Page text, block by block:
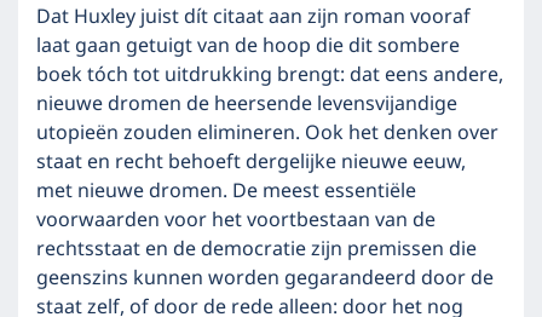
Dat Huxley juist dít citaat aan zijn roman vooraf
laat gaan getuigt van de hoop die dit sombere
boek tóch tot uitdrukking brengt: dat eens andere,
nieuwe dromen de heersende levensvijandige
utopieën zouden elimineren. Ook het denken over
staat en recht behoeft dergelijke nieuwe eeuw,
met nieuwe dromen. De meest essentiële
voorwaarden voor het voortbestaan ​​van de
rechtsstaat en de democratie zijn premissen die
geenszins kunnen worden gegarandeerd door de
staat zelf, of door de rede alleen: door het nog